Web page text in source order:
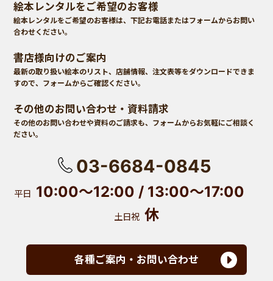
絵本レンタルをご希望のお客様
絵本レンタルをご希望のお客様は、下記お電話またはフォームからお問い
合わせください。
書店様向けのご案内
最新の取り扱い絵本のリスト、店舗情報、注文表等をダウンロードできま
すので、フォームからご確認ください。
その他のお問い合わせ・資料請求
その他のお問い合わせや資料のご請求も、フォームからお気軽にご相談く
ださい。
03-6684-0845
平日 10:00〜12:00 / 13:00〜17:00
土日祝 休
各種ご案内・お問い合わせ